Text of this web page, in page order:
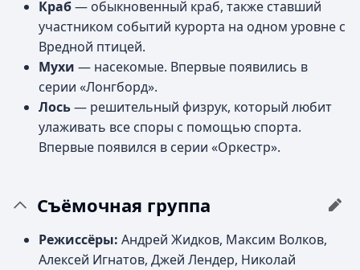
Краб— обыкновенный краб, также ставший
участником событий курорта на одном уровне с
Вредной птицей.
Мухи — насекомые. Впервые появились в
серии «Лонгборд».
Лось— решительный физрук, который любит
улаживать все споры с помощью спорта.
Впервые появился в серии «Оркестр».
Съёмочная группа
Режиссёры: Андрей Жидков, Максим Волков,
Алексей Игнатов, Джей Лендер, Николай